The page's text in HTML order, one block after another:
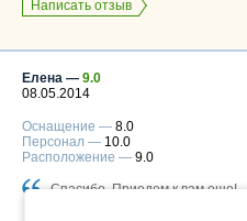
Написать отзыв
Елена — 9.0
08.05.2014
Оснащение — 8.0
Персонал — 10.0
Расположение — 9.0
Спасибо. Приедем к вам еще!
Контакты
в социальных сетях
8 (800) 222-58-32